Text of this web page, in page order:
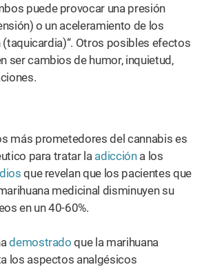
puede provocar una presión
o un aceleramiento de los
(taquicardia)“. Otros posibles efectos
ser cambios de humor, inquietud,
más prometedores del cannabis es
para tratar la adiccióna los
que revelan que los pacientes que
medicinal disminuyen su
en un 40-60%.
demostrado que la marihuana
los aspectos analgésicos